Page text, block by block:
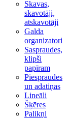
Skavas,
skavotāji,
atskavotāji
Galda
organizatori
Saspraudes,
klipši
papīram
Piespraudes
un adatiņas
Lineāli
Šķēres
Palikņi